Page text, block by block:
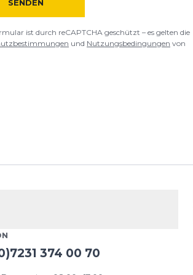
SENDEN
ist durch reCAPTCHA geschützt – es gelten die
und Nutzungsbedingungen von
374 00 70